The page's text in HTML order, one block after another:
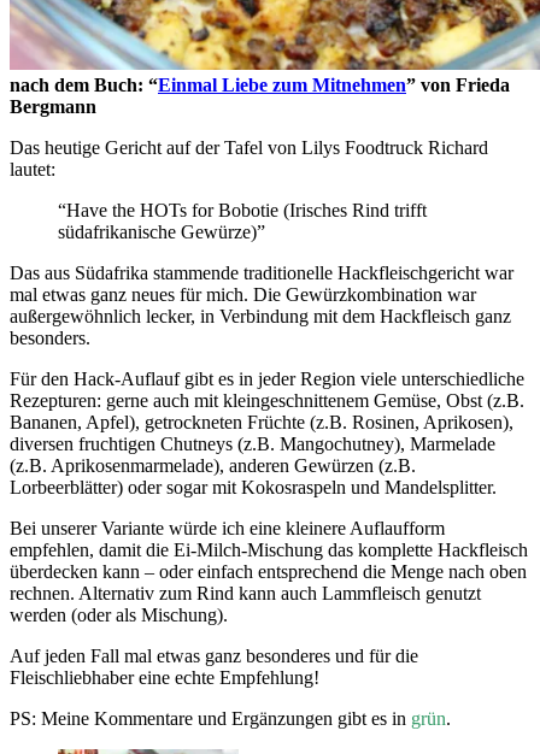
nach dem Buch: “Einmal Liebe zum Mitnehmen” von Frieda
Bergmann
Das heutige Gericht auf der Tafel von Lilys Foodtruck Richard
lautet:
“Have the HOTs for Bobotie (Irisches Rind trifft
südafrikanische Gewürze)”
Das aus Südafrika stammende traditionelle Hackfleischgericht war
mal etwas ganz neues für mich. Die Gewürzkombination war
außergewöhnlich lecker, in Verbindung mit dem Hackfleisch ganz
besonders.
Für den Hack-Auflauf gibt es in jeder Region viele unterschiedliche
Rezepturen: gerne auch mit kleingeschnittenem Gemüse, Obst (z.B.
Bananen, Apfel), getrockneten Früchte (z.B. Rosinen, Aprikosen),
diversen fruchtigen Chutneys (z.B. Mangochutney), Marmelade
(z.B. Aprikosenmarmelade), anderen Gewürzen (z.B.
Lorbeerblätter) oder sogar mit Kokosraspeln und Mandelsplitter.
Bei unserer Variante würde ich eine kleinere Auflaufform
empfehlen, damit die Ei-Milch-Mischung das komplette Hackfleisch
überdecken kann – oder einfach entsprechend die Menge nach oben
rechnen. Alternativ zum Rind kann auch Lammfleisch genutzt
werden (oder als Mischung).
Auf jeden Fall mal etwas ganz besonderes und für die
Fleischliebhaber eine echte Empfehlung!
PS: Meine Kommentare und Ergänzungen gibt es in grün.